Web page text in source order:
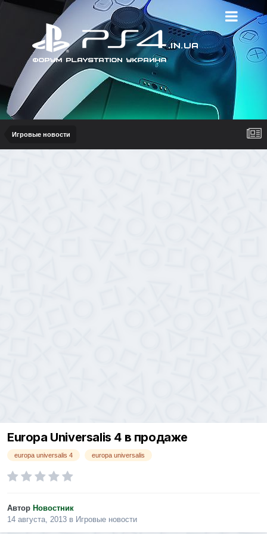
Игровые новости
Europa Universalis 4 в продаже
europa universalis 4 europa universalis
Автор Новостник
14 августа, 2013 в Игровые новости